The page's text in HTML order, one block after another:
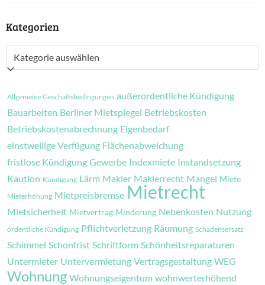
Kategorien
Kategorien
Allgemeine Geschäftsbedingungen außerordentliche Kündigung
Bauarbeiten Berliner Mietspiegel Betriebskosten
Betriebskostenabrechnung Eigenbedarf
einstweilige Verfügung Flächenabweichung
fristlose Kündigung Gewerbe Indexmiete Instandsetzung
Kaution Kündigung Lärm Makler Maklerrecht Mangel Miete
Mieterhöhung Mietpreisbremse Mietrecht
Mietsicherheit Mietvertrag Minderung Nebenkosten Nutzung
ordentliche Kündigung Pflichtverletzung Räumung Schadensersatz
Schimmel Schonfrist Schriftform Schönheitsreparaturen
Untermieter Untervermietung Vertragsgestaltung WEG
Wohnung Wohnungseigentum wohnwerterhöhend